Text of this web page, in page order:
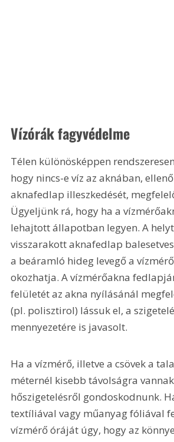
Vízórák fagyvédelme
Télen különösképpen
hogy nincs-e víz az aknában,
aknafedlap illeszkedését,
Ügyeljünk rá, hogy ha a
lehajtott állapotban legyen. A
visszarakott aknafedlap
a beáramló hideg levegő a
okozhatja. A vízmérőakna
felületét az akna nyílásánál
(pl. polisztirol) lássuk el, a
mennyezetére is javasolt.
Ha a vízmérő, illetve a csövek a
méternél kisebb távolságra
hőszigetelésről gondoskodnunk.
textíliával vagy műanyag fóliával
vízmérő óráját úgy, hogy az